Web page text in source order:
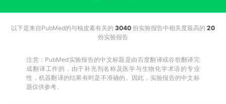
以下是来自PubMed的与柚皮素有关的 3040 份实验报告中相关度最高的 20
份实验报告
注意：PubMed实验报告的中文标题是由百度翻译或谷歌翻译完
成翻译工作的，由于补充剂名称及医学与生物化学术语的专业
性，机器翻译的结果有时是不准确的。因此，实验报告的中文标
题仅供参考。